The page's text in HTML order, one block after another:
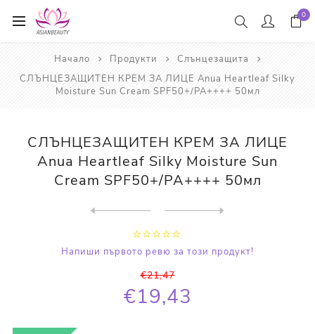
0
Начало Продукти
Слънцезащита
СЛЪНЦЕЗАЩИТЕН КРЕМ ЗА ЛИЦЕ Anua Heartleaf Silky
Moisture Sun Cream SPF50+/PA++++ 50мл
СЛЪНЦЕЗАЩИТЕН КРЕМ ЗА ЛИЦЕ
Anua Heartleaf Silky Moisture Sun
Cream SPF50+/PA++++ 50мл
Напиши първото ревю за този продукт!
€21,47
€19,43